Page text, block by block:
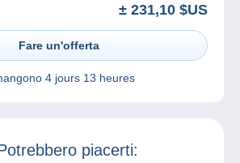
± 231,10 $US
Fare un'offerta
4 jours 13 heures
piacerti: